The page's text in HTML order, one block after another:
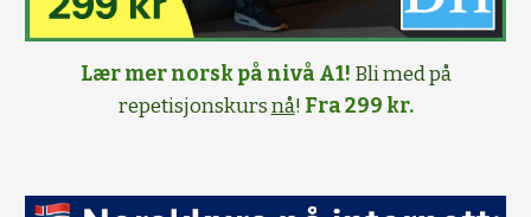
Lær mer norsk på nivå A1! Bli med på
repetisjonskursnå! Fra 299 kr.